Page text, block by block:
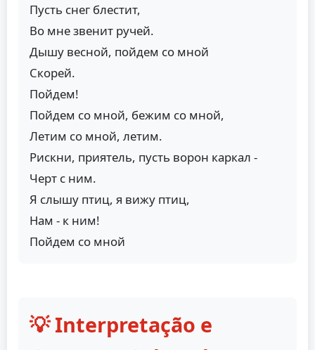
Пусть снег блестит,
Во мне звенит ручей.
Дышу весной, пойдем со мной
Скорей.
Пойдем!
Пойдем со мной, бежим со мной,
Летим со мной, летим.
Рискни, приятель, пусть ворон каркал -
Черт с ним.
Я слышу птиц, я вижу птиц,
Нам - к ним!
Пойдем со мной
💡 Interpretação e